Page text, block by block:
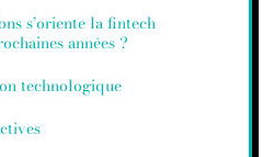
s’oriente la fintech
années ?
technologique